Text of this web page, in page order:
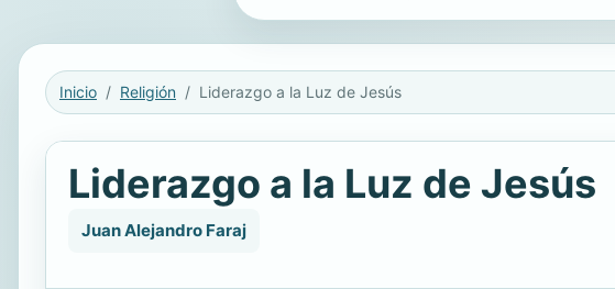
Inicio Religión Liderazgo a la Luz de Jesús
Liderazgo a la Luz de Jesús
Juan Alejandro Faraj